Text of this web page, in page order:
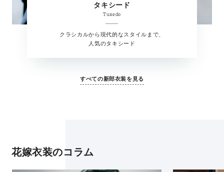
タキシード
Tuxedo
クラシカルから現代的なスタイルまで、
人気のタキシード
すべての新郎衣装を見る
花嫁衣装のコラム